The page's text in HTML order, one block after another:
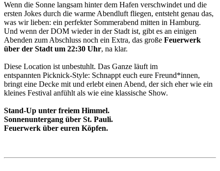
Wenn die Sonne langsam hinter dem Hafen verschwindet und die
ersten Jokes durch die warme Abendluft fliegen, entsteht genau das,
was wir lieben: ein perfekter Sommerabend mitten in Hamburg.
Und wenn der DOM wieder in der Stadt ist, gibt es an einigen
Abenden zum Abschluss noch ein Extra, das große Feuerwerk
über der Stadt um 22:30 Uhr, na klar.
Diese Location ist unbestuhlt. Das Ganze läuft im
entspannten Picknick-Style: Schnappt euch eure Freund*innen,
bringt eine Decke mit und erlebt einen Abend, der sich eher wie ein
kleines Festival anfühlt als wie eine klassische Show.
Stand-Up unter freiem Himmel.
Sonnenuntergang über St. Pauli.
Feuerwerk über euren Köpfen.